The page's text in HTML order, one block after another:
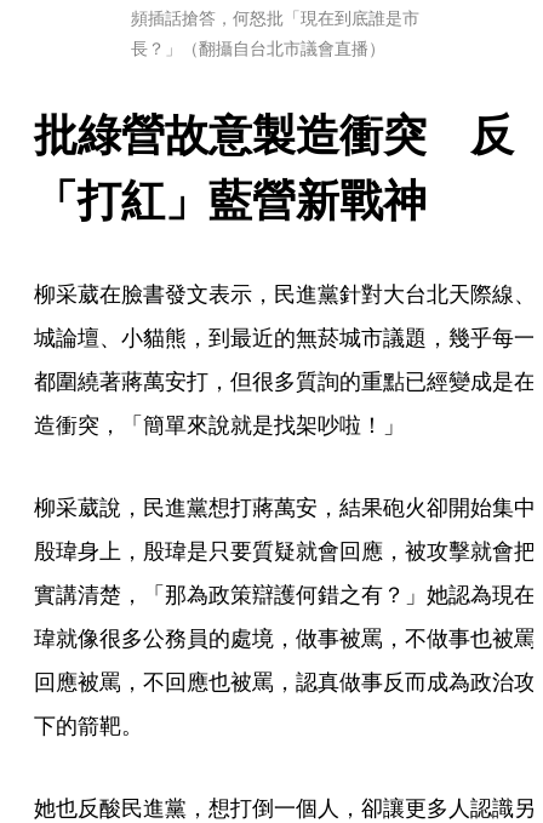
頻插話搶答，何怒批「現在到底誰是市
長？」（翻攝自台北市議會直播）
批綠營故意製造衝突　反
「打紅」藍營新戰神
柳采葳在臉書發文表示，民進黨針對大台北天際線、
城論壇、小貓熊，到最近的無菸城市議題，幾乎每一
都圍繞著蔣萬安打，但很多質詢的重點已經變成是在
造衝突，「簡單來說就是找架吵啦！」
柳采葳說，民進黨想打蔣萬安，結果砲火卻開始集中
殷瑋身上，殷瑋是只要質疑就會回應，被攻擊就會把
實講清楚，「那為政策辯護何錯之有？」她認為現在
瑋就像很多公務員的處境，做事被罵，不做事也被罵
回應被罵，不回應也被罵，認真做事反而成為政治攻
下的箭靶。
她也反酸民進黨，想打倒一個人，卻讓更多人認識另